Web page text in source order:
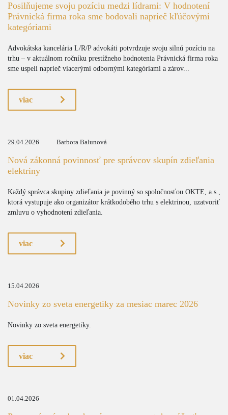
Posilňujeme svoju pozíciu medzi lídrami: V hodnotení
Právnická firma roka sme bodovali naprieč kľúčovými
kategóriami
Advokátska kancelária L/R/P advokáti potvrdzuje svoju silnú pozíciu na
trhu – v aktuálnom ročníku prestížneho hodnotenia Právnická firma roka
sme uspeli naprieč viacerými odbornými kategóriami a zárov...
viac
29.04.2026 Barbora Balunová
Nová zákonná povinnosť pre správcov skupín zdieľania
elektriny
Každý správca skupiny zdieľania je povinný so spoločnosťou OKTE, a.s.,
ktorá vystupuje ako organizátor krátkodobého trhu s elektrinou, uzatvoriť
zmluvu o vyhodnotení zdieľania.
viac
15.04.2026
Novinky zo sveta energetiky za mesiac marec 2026
Novinky zo sveta energetiky.
viac
01.04.2026